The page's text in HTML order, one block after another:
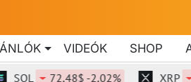
VIDEÓK SHOP
72,48$ -2,02% XRP